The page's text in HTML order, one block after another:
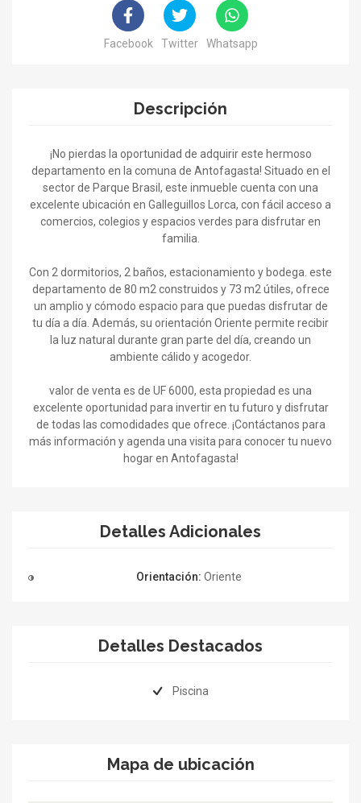
Facebook Twitter Whatsapp
Descripción
¡No pierdas la oportunidad de adquirir este hermoso
departamento en la comuna de Antofagasta! Situado en el
sector de Parque Brasil, este inmueble cuenta con una
excelente ubicación en Galleguillos Lorca, con fácil acceso a
comercios, colegios y espacios verdes para disfrutar en
familia.
Con 2 dormitorios, 2 baños, estacionamiento y bodega. este
departamento de 80 m2 construidos y 73 m2 útiles, ofrece
un amplio y cómodo espacio para que puedas disfrutar de
tu día a día. Además, su orientación Oriente permite recibir
la luz natural durante gran parte del día, creando un
ambiente cálido y acogedor.
valor de venta es de UF 6000, esta propiedad es una
excelente oportunidad para invertir en tu futuro y disfrutar
de todas las comodidades que ofrece. ¡Contáctanos para
más información y agenda una visita para conocer tu nuevo
hogar en Antofagasta!
Detalles Adicionales
Orientación: Oriente
Detalles Destacados
Piscina
Mapa de ubicación